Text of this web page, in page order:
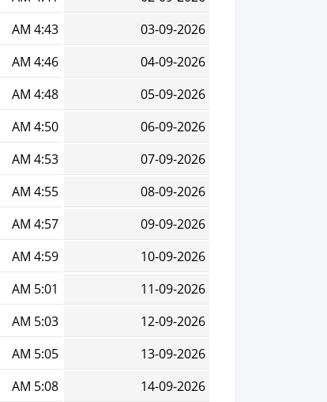
03-09-2026
4:43 AM
04-09-2026
4:46 AM
05-09-2026
4:48 AM
06-09-2026
4:50 AM
07-09-2026
4:53 AM
08-09-2026
4:55 AM
09-09-2026
4:57 AM
10-09-2026
4:59 AM
11-09-2026
5:01 AM
12-09-2026
5:03 AM
13-09-2026
5:05 AM
14-09-2026
5:08 AM